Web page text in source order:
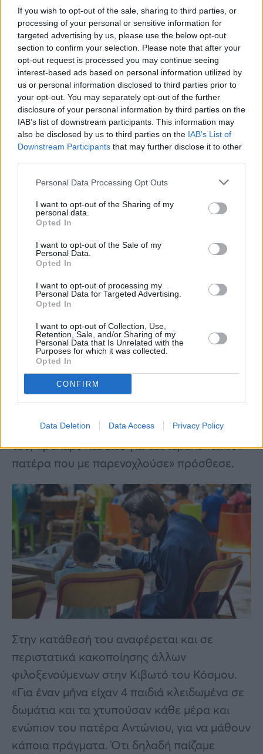
If you wish to opt-out of the sale, sharing to third parties, or
processing of your personal or sensitive information for
targeted advertising by us, please use the below opt-out
section to confirm your selection. Please note that after your
opt-out request is processed you may continue seeing
interest-based ads based on personal information utilized by
us or personal information disclosed to third parties prior to
your opt-out. You may separately opt-out of the further
disclosure of your personal information by third parties on the
IAB’s list of downstream participants. This information may
also be disclosed by us to third parties on the IAB’s List of
Downstream Participants that may further disclose it to other
Personal Data Processing Opt Outs
I want to opt-out of the Sharing of my
personal data.
Opted In
I want to opt-out of the Sale of my
Personal Data.
Opted In
I want to opt-out of processing my
Personal Data for Targeted Advertising.
Opted In
I want to opt-out of Collection, Use,
Retention, Sale, and/or Sharing of my
Personal Data that Is Unrelated with the
Purposes for which it was collected.
Opted In
CONFIRM
Data Deletion Data Access Privacy Policy
δωμάτιο του πατέρα να αφήσει το φαγητό
του, πρόλαβε και είδε για δευτερόλεπτα τον
πατέρα που με παρενοχλούσε» πρόσθεσε.
Στην κατάθεσή του αναφέρεται και σε
περιστατικά κακοποίησης άλλων
φιλοξενούμενων στην Κιβωτό του Κόσμου.
«Για έναν μήνα είχαν 4 παιδιά κλειδωμένα σε
δωμάτια και τα χτυπούσαν κάθε μέρα και
ενώπιον του πατέρα Αντώνιου, για να μάθουν
κάποια πράγματα. Ότι δηλαδή παίζαμε